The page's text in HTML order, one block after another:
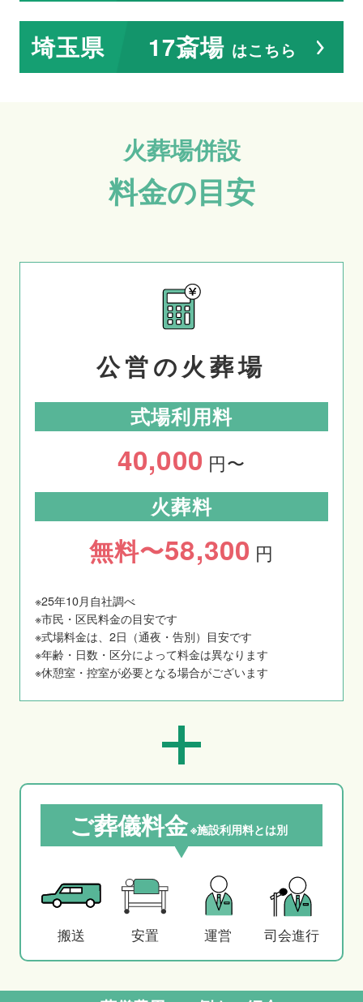
埼玉県 17斎場 はこちら
火葬場併設
料金の目安
公営の火葬場
式場利用料
40,000 円〜
火葬料
無料〜58,300 円
※25年10月自社調べ
※市民・区民料金の目安です
※式場料金は、2日（通夜・告別）目安です
※年齢・日数・区分によって料金は異なります
※休憩室・控室が必要となる場合がございます
ご葬儀料金※施設利用料とは別
搬送 安置 運営 司会進行